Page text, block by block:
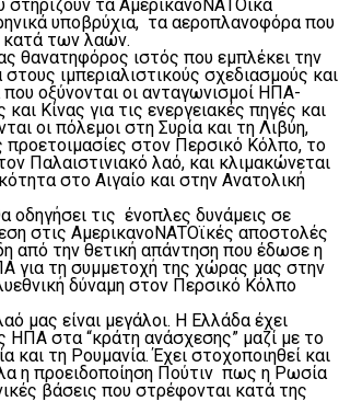
στηρίζουν τα ΑμερικανοΝΑΤΟικά
υποβρύχια, τα αεροπλανοφόρα που
κατά των λαών.
θανατηφόρος ιστός που εμπλέκει την
ιμπεριαλιστικούς σχεδιασμούς και
οξύνονται οι ανταγωνισμοί ΗΠΑ-
Κίνας για τις ενεργειακές πηγές και
οι πόλεμοι στη Συρία και τη Λιβύη,
προετοιμασίες στον Περσικό Κόλπο, το
Παλαιστινιακό λαό, και κλιμακώνεται
στο Αιγαίο και στην Ανατολική
οδηγήσει τις ένοπλες δυνάμεις σε
στις ΑμερικανοΝΑΤΟϊκές αποστολές
από την θετική απάντηση που έδωσε η
για τη συμμετοχή της χώρας μας στην
δύναμη στον Περσικό Κόλπο
μας είναι μεγάλοι. Η Ελλάδα έχει
ΗΠΑ στα “κράτη ανάσχεσης” μαζί με το
και τη Ρουμανία. Έχει στοχοποιηθεί και
η προειδοποίηση Πούτιν πως η Ρωσία
βάσεις που στρέφονται κατά της